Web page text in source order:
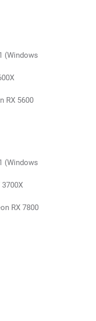
(Windows
RX 5600
(Windows
RX 7800